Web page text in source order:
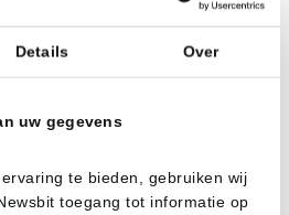
Details Over
uw gegevens
te bieden, gebruiken wij
toegang tot informatie op
él, a pesar de las recientes
está al borde de un
que el nivel de adopción global
crecimiento.
de Ethereum podría alcanzar los
por la creciente